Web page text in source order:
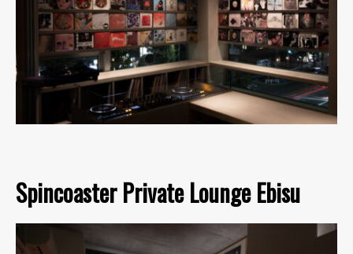
Spincoaster Private Lounge Ebisu